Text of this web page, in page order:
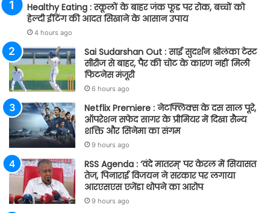
Healthy Eating : स्कूलों के बाहर जंक फूड पर रोक, बच्चों को
हेल्दी ईटिंग की आदत सिखाने के आसान उपाय
4 hours ago
Sai Sudarshan Out : साई सुदर्शन श्रीलंका टेस्ट
सीरीज से बाहर, पैर की चोट के कारण नहीं मिली
फिटनेस मंजूरी
6 hours ago
Netflix Premiere : नेटफ्लिक्स के दस साल पूरे,
ऑपरेशन सफेद सागर के प्रीमियर में दिखा सैन्य
शक्ति और सिनेमा का संगम
9 hours ago
RSS Agenda : ‘वंदे मातरम्’ पर केरल में सियासत
तेज, पिनाराई विजयन ने सरकार पर लगाया
आरएसएस एजेंडा थोपने का आरोप
9 hours ago